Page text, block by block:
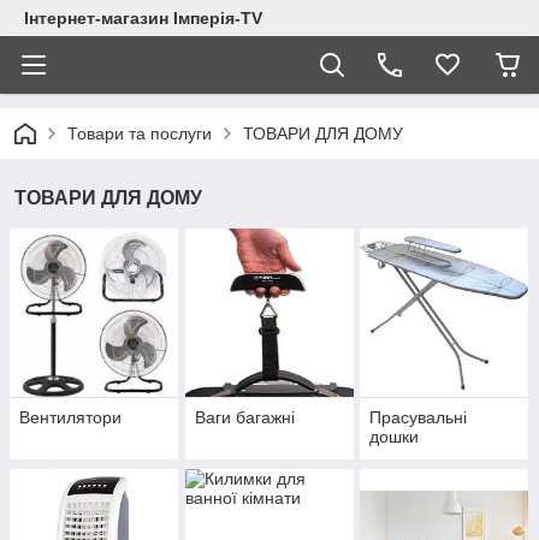
Інтернет-магазин Імперія-TV
Товари та послуги ТОВАРИ ДЛЯ ДОМУ
ТОВАРИ ДЛЯ ДОМУ
Вентилятори Ваги багажні
Прасувальні
дошки